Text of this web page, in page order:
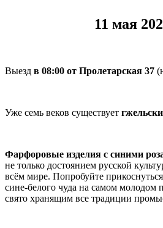
11 мая
Выезд в 08:00 от Пролетарская 37
Уже семь веков существует
Фарфоровые изделия с синими
не только достоянием русской
всём мире. Попробуйте
сине-белого чуда на самом молодом
свято хранящим все традиции